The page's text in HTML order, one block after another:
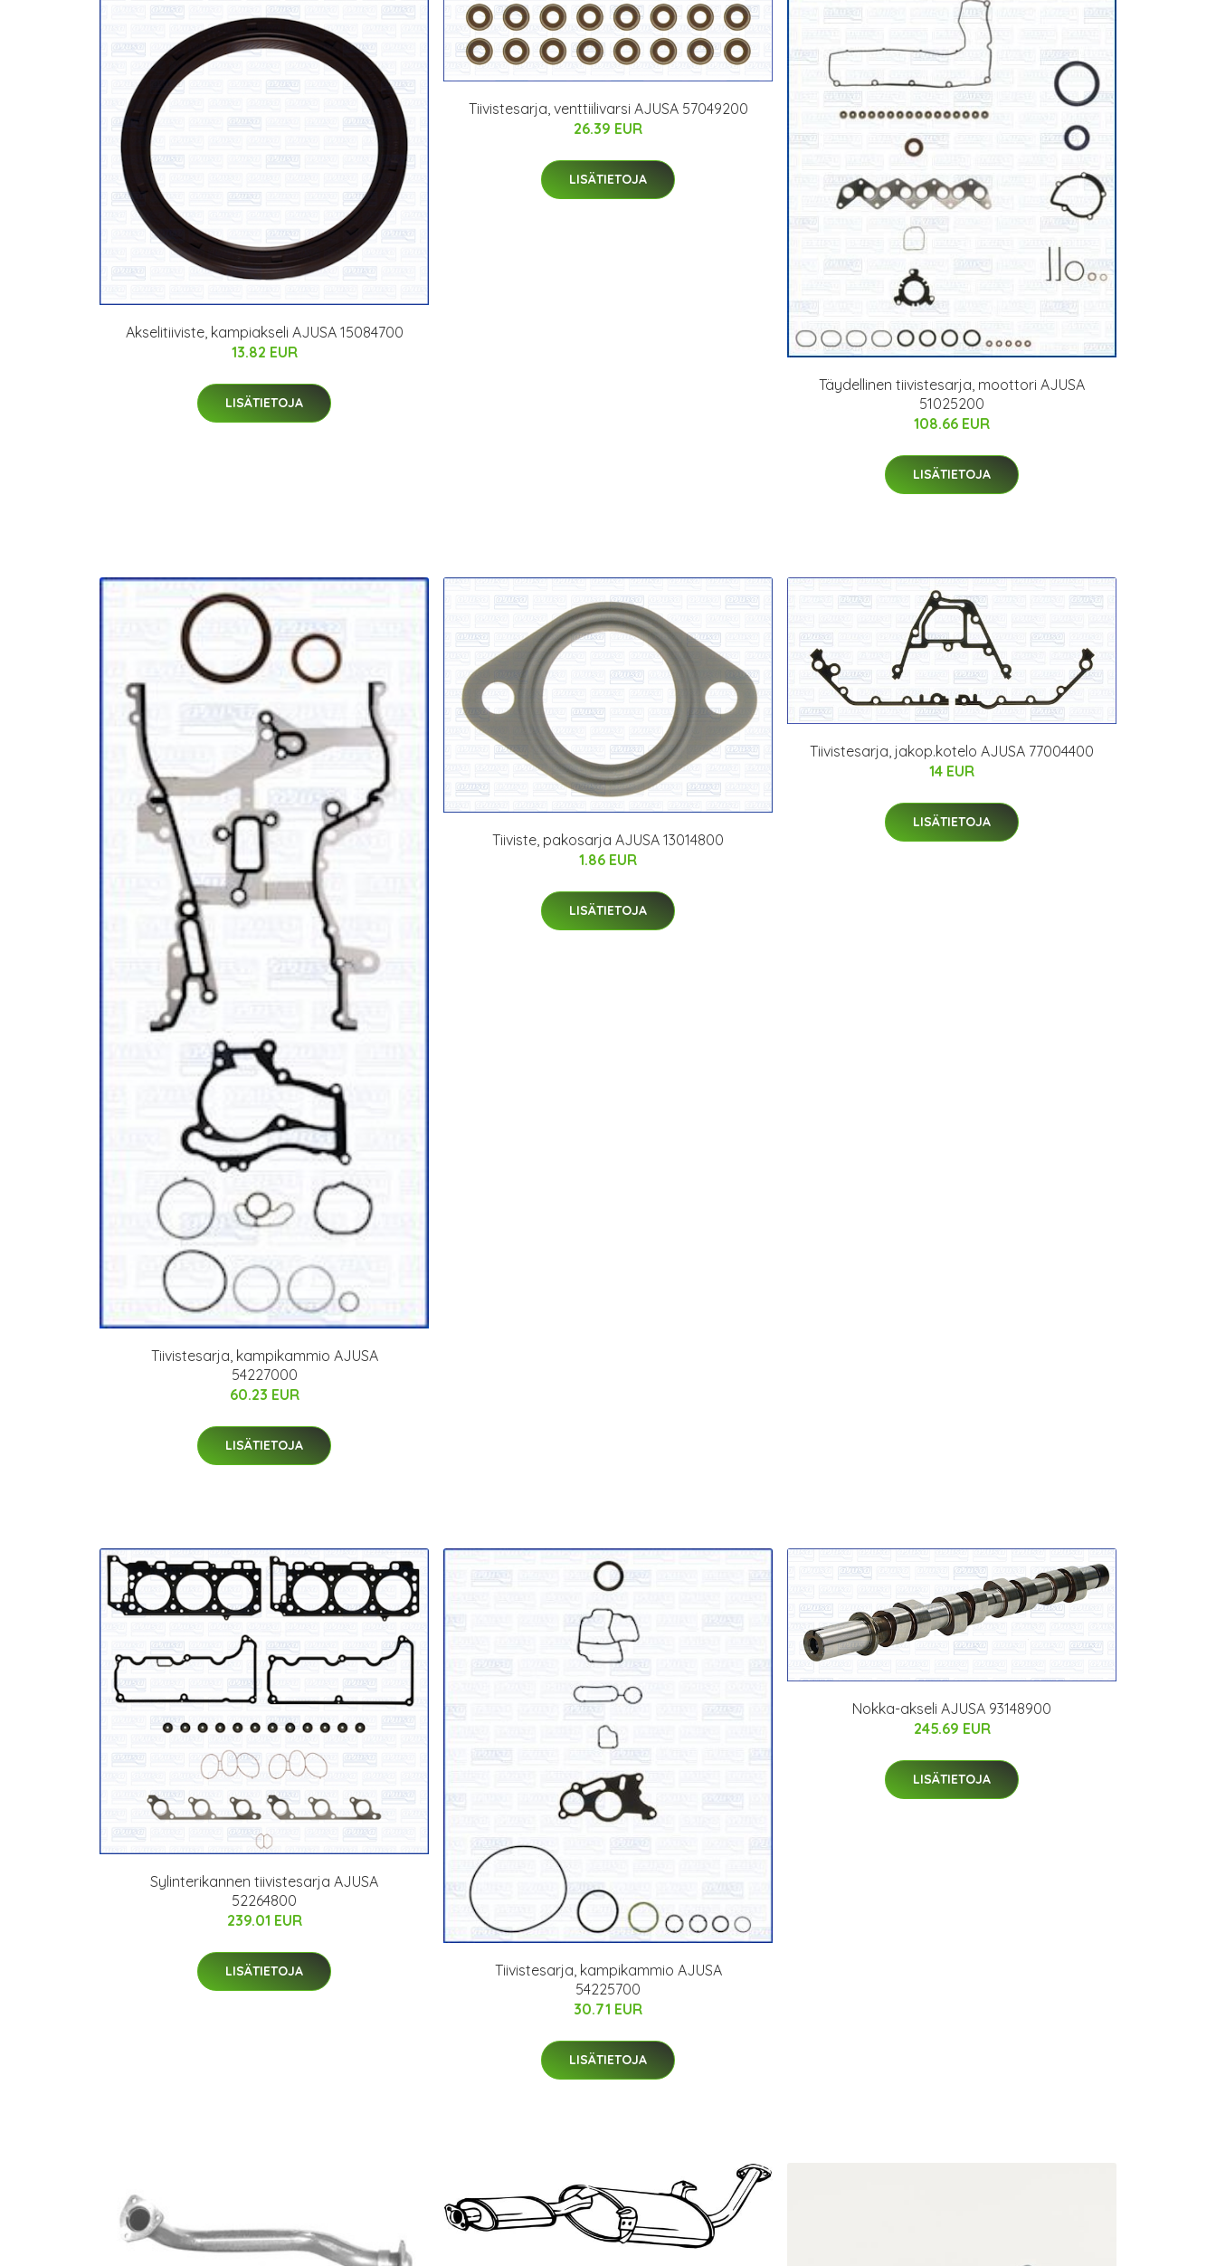
Akselitiiviste, kampiakseli AJUSA 15084700
13.82 EUR
LISÄTIETOJA
Tiivistesarja, venttiilivarsi AJUSA 57049200
26.39 EUR
LISÄTIETOJA
Täydellinen tiivistesarja, moottori AJUSA
51025200
108.66 EUR
LISÄTIETOJA
Tiivistesarja, kampikammio AJUSA
54227000
60.23 EUR
LISÄTIETOJA
Tiiviste, pakosarja AJUSA 13014800
1.86 EUR
LISÄTIETOJA
Tiivistesarja, jakop.kotelo AJUSA 77004400
14 EUR
LISÄTIETOJA
Sylinterikannen tiivistesarja AJUSA
52264800
239.01 EUR
LISÄTIETOJA
Tiivistesarja, kampikammio AJUSA
54225700
30.71 EUR
LISÄTIETOJA
Nokka-akseli AJUSA 93148900
245.69 EUR
LISÄTIETOJA